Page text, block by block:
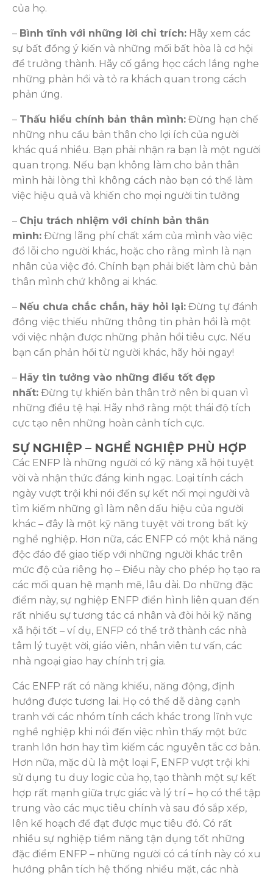
của họ.
– Bình tĩnh với những lời chỉ trích: Hãy xem các
sự bất đồng ý kiến và những mối bất hòa là cơ hội
để trưởng thành. Hãy cố gắng học cách lắng nghe
những phản hồi và tỏ ra khách quan trong cách
phản ứng.
– Thấu hiểu chính bản thân mình: Đừng hạn chế
những nhu cầu bản thân cho lợi ích của người
khác quá nhiều. Bạn phải nhận ra bạn là một người
quan trọng. Nếu bạn không làm cho bản thân
mình hài lòng thì không cách nào bạn có thể làm
việc hiệu quả và khiến cho mọi người tin tưởng
– Chịu trách nhiệm với chính bản thân
mình: Đừng lãng phí chất xám của mình vào việc
đổ lỗi cho người khác, hoặc cho rằng mình là nạn
nhân của việc đó. Chính bạn phải biết làm chủ bản
thân mình chứ không ai khác.
– Nếu chưa chắc chắn, hãy hỏi lại: Đừng tự đánh
đồng việc thiếu những thông tin phản hồi là một
với việc nhận được những phản hồi tiêu cực. Nếu
bạn cần phản hồi từ người khác, hãy hỏi ngay!
– Hãy tin tưởng vào những điều tốt đẹp
nhất: Đừng tự khiến bản thân trở nên bi quan vì
những điều tệ hại. Hãy nhớ rằng một thái độ tích
cực tạo nên những hoàn cảnh tích cực.
SỰ NGHIỆP – NGHỀ NGHIỆP PHÙ HỢP
Các ENFP là những người có kỹ năng xã hội tuyệt
vời và nhận thức đáng kinh ngạc. Loại tính cách
ngày vượt trội khi nói đến sự kết nối mọi người và
tìm kiếm những gì làm nên dấu hiệu của người
khác – đây là một kỹ năng tuyệt vời trong bất kỳ
nghề nghiệp. Hơn nữa, các ENFP có một khả năng
độc đáo để giao tiếp với những người khác trên
mức độ của riêng họ – Điều này cho phép họ tạo ra
các mối quan hệ mạnh mẽ, lâu dài. Do những đặc
điểm này, sự nghiệp ENFP điển hình liên quan đến
rất nhiều sự tương tác cá nhân và đòi hỏi kỹ năng
xã hội tốt – ví dụ, ENFP có thể trở thành các nhà
tâm lý tuyệt vời, giáo viên, nhân viên tư vấn, các
nhà ngoại giao hay chính trị gia.
Các ENFP rất có năng khiếu, năng động, định
hướng được tương lai. Họ có thể dễ dàng cạnh
tranh với các nhóm tính cách khác trong lĩnh vực
nghề nghiệp khi nói đến việc nhìn thấy một bức
tranh lớn hơn hay tìm kiếm các nguyên tắc cơ bản.
Hơn nữa, mặc dù là một loại F, ENFP vượt trội khi
sử dụng tu duy logic của họ, tạo thành một sự kết
hợp rất mạnh giữa trực giác và lý trí – họ có thể tập
trung vào các mục tiêu chính và sau đó sắp xếp,
lên kế hoạch để đạt được mục tiêu đó. Có rất
nhiều sự nghiệp tiềm năng tận dụng tốt những
đặc điểm ENFP – những người có cá tính này có xu
hướng phân tích hệ thống nhiều mặt, các nhà